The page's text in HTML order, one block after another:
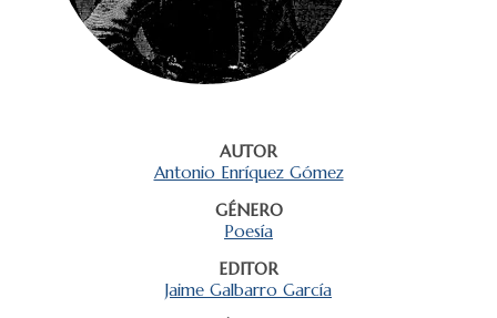
AUTOR
Antonio Enríquez Gómez
GÉNERO
Poesía
EDITOR
Jaime Galbarro García